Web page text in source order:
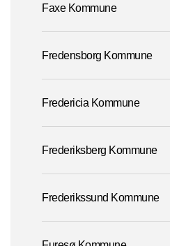
Faxe Kommune
Fredensborg Kommune
Fredericia Kommune
Frederiksberg Kommune
Frederikssund Kommune